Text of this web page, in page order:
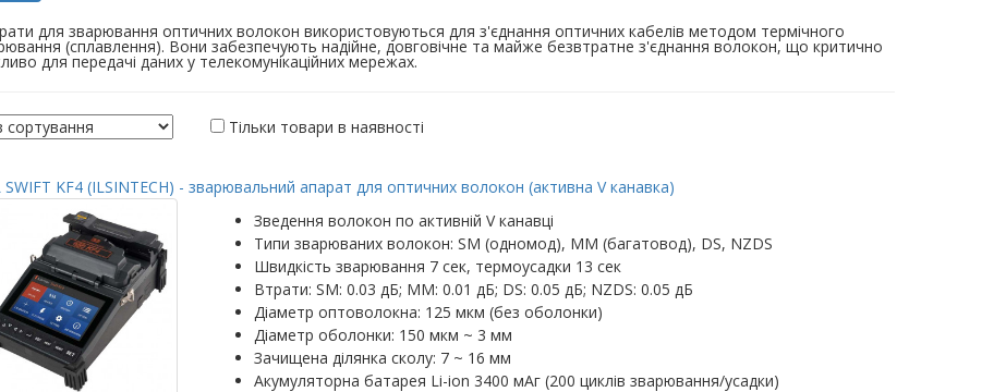
для зварювання оптичних волокон використовуються для з'єднання оптичних кабелів методом термічного
(сплавлення). Вони забезпечують надійне, довговічне та майже безвтратне з'єднання волокон, що критично
для передачі даних у телекомунікаційних мережах.
Тільки товари в наявності
SWIFT KF4 (ILSINTECH) - зварювальний апарат для оптичних волокон (активна V канавка)
Зведення волокон по активній V канавці
Типи зварюваних волокон: SM (одномод), MM (багатовод), DS, NZDS
Швидкість зварювання 7 сек, термоусадки 13 сек
Втрати: SM: 0.03 дБ; MM: 0.01 дБ; DS: 0.05 дБ; NZDS: 0.05 дБ
Діаметр оптоволокна: 125 мкм (без оболонки)
Діаметр оболонки: 150 мкм ~ 3 мм
Зачищена ділянка сколу: 7 ~ 16 мм
Акумуляторна батарея Li-ion 3400 мАг (200 циклів зварювання/усадки)